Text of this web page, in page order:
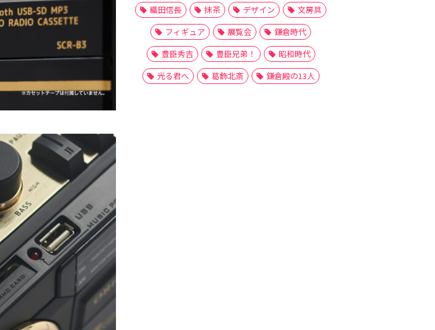
織田信長
抹茶 デザイン
文房具
フィギュア
展覧会
鎌倉時代
豊臣秀吉
豊臣兄弟！
昭和時代
光る君へ
葛飾北斎 鎌倉殿の13人